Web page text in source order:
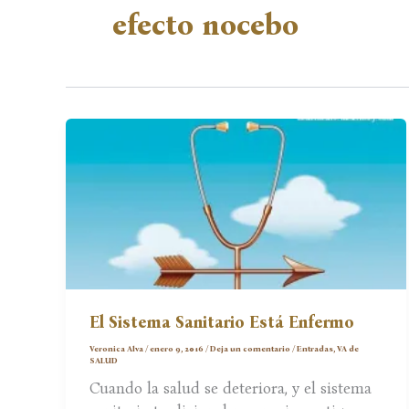
efecto nocebo
El Sistema Sanitario Está Enfermo
Veronica Alva /enero 9, 2016 /Deja un comentario /Entradas, VA de
SALUD
Cuando la salud se deteriora, y el sistema